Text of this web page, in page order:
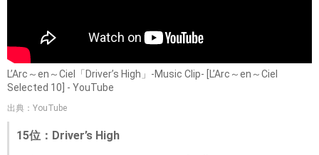
L’Arc～en～Ciel「Driver’s High」-Music Clip- [L’Arc～en～Ciel
Selected 10] - YouTube
出典：YouTube
15位：Driver’s High